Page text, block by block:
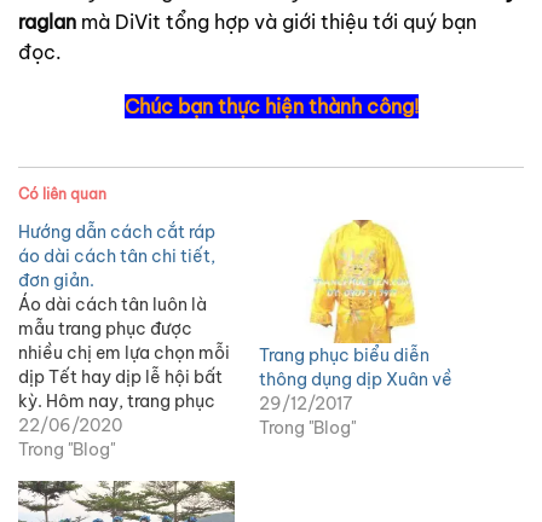
raglan mà DiVit tổng hợp và giới thiệu tới quý bạn
đọc.
Chúc bạn thực hiện thành công!
Có liên quan
Hướng dẫn cách cắt ráp
áo dài cách tân chi tiết,
đơn giản.
Áo dài cách tân luôn là
mẫu trang phục được
nhiều chị em lựa chọn mỗi
dịp Tết hay dịp lễ hội bất
kỳ. Hôm nay, trang phục
diễn DiVit xin được trích
lại bài hướng dẫn của chị
lên sơ đồ cũng như cắt…
22/06/2020
Trong "Blog"
Trang phục biểu diễn
thông dụng dịp Xuân về
29/12/2017
Trong "Blog"